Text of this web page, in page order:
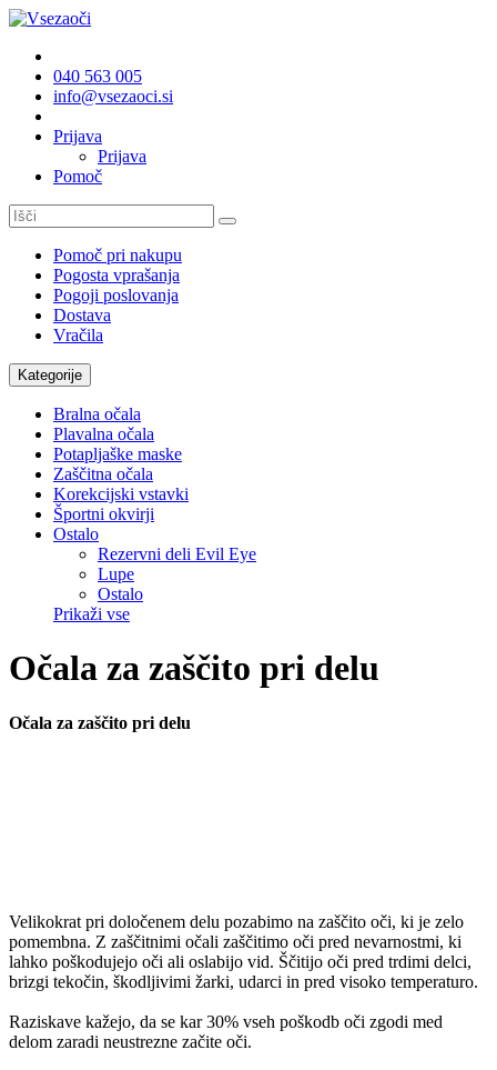
040 563 005
info@vsezaoci.si
Prijava
Prijava
Pomoč
Pomoč pri nakupu
Pogosta vprašanja
Pogoji poslovanja
Dostava
Vračila
Kategorije
Bralna očala
Plavalna očala
Potapljaške maske
Zaščitna očala
Korekcijski vstavki
Športni okvirji
Ostalo
Rezervni deli Evil Eye
Lupe
Ostalo
Prikaži vse
Očala za zaščito pri delu
Očala za zaščito pri delu
Velikokrat pri določenem delu pozabimo na zaščito oči, ki je zelo
pomembna. Z zaščitnimi očali zaščitimo oči pred nevarnostmi, ki
lahko poškodujejo oči ali oslabijo vid. Ščitijo oči pred trdimi delci,
brizgi tekočin, škodljivimi žarki, udarci in pred visoko temperaturo.
Raziskave kažejo, da se kar 30% vseh poškodb oči zgodi med
delom zaradi neustrezne začite oči.